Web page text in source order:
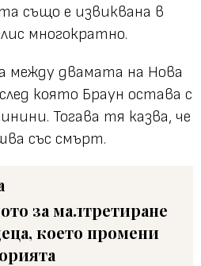
също е извиквана в
многократно.
между двамата на Нова
която Браун остава с
Тогава тя казва, че
със смърт.
за малтретиране
което промени